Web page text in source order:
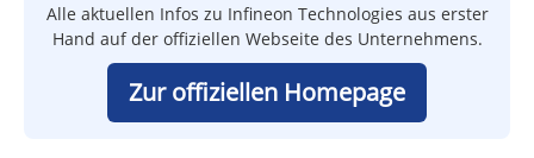
Alle aktuellen Infos zu Infineon Technologies aus erster
Hand auf der offiziellen Webseite des Unternehmens.
Zur offiziellen Homepage